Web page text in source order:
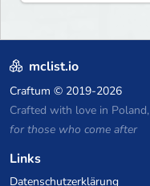
mclist.io
Craftum © 2019-2026
Crafted with love in Poland,
for those who come after
Links
Datenschutzerklärung